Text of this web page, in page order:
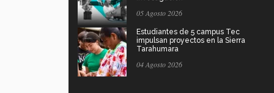
05 Agosto 2026
Estudiantes de 5 campus Tec
impulsan proyectos en la Sierra
Tarahumara
04 Agosto 2026